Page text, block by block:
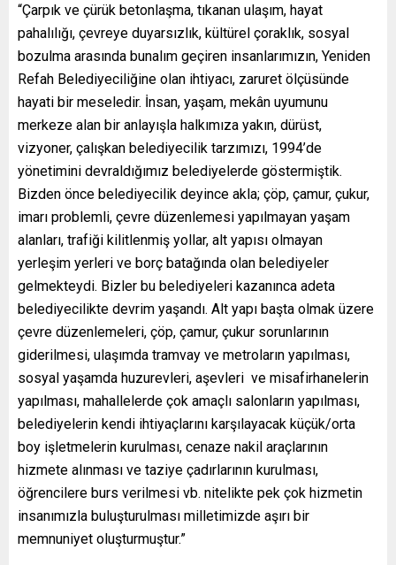
“Çarpık ve çürük betonlaşma, tıkanan ulaşım, hayat
pahalılığı, çevreye duyarsızlık, kültürel çoraklık, sosyal
bozulma arasında bunalım geçiren insanlarımızın, Yeniden
Refah Belediyeciliğine olan ihtiyacı, zaruret ölçüsünde
hayati bir meseledir. İnsan, yaşam, mekân uyumunu
merkeze alan bir anlayışla halkımıza yakın, dürüst,
vizyoner, çalışkan belediyecilik tarzımızı, 1994’de
yönetimini devraldığımız belediyelerde göstermiştik.
Bizden önce belediyecilik deyince akla; çöp, çamur, çukur,
imarı problemli, çevre düzenlemesi yapılmayan yaşam
alanları, trafiği kilitlenmiş yollar, alt yapısı olmayan
yerleşim yerleri ve borç batağında olan belediyeler
gelmekteydi. Bizler bu belediyeleri kazanınca adeta
belediyecilikte devrim yaşandı. Alt yapı başta olmak üzere
çevre düzenlemeleri, çöp, çamur, çukur sorunlarının
giderilmesi, ulaşımda tramvay ve metroların yapılması,
sosyal yaşamda huzurevleri, aşevleri ve misafirhanelerin
yapılması, mahallelerde çok amaçlı salonların yapılması,
belediyelerin kendi ihtiyaçlarını karşılayacak küçük/orta
boy işletmelerin kurulması, cenaze nakil araçlarının
hizmete alınması ve taziye çadırlarının kurulması,
öğrencilere burs verilmesi vb. nitelikte pek çok hizmetin
insanımızla buluşturulması milletimizde aşırı bir
memnuniyet oluşturmuştur.”